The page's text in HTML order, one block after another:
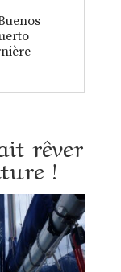
rêver
!